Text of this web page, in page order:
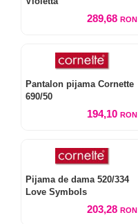
289,68 RON
Pantalon pijama Cornette
690/50
194,10 RON
Pijama de dama 520/334
Love Symbols
203,28 RON